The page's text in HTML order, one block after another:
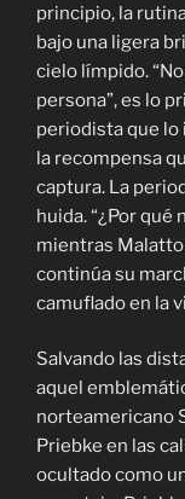
principio, la
bajo una ligera
cielo límpido.
persona”, es lo
periodista que
la recompensa
captura. La
huida. “¿Por qué
mientras Malatto
continúa su
camuflado en la
Salvando las
aquel
norteamericano
Priebke en las
ocultado como